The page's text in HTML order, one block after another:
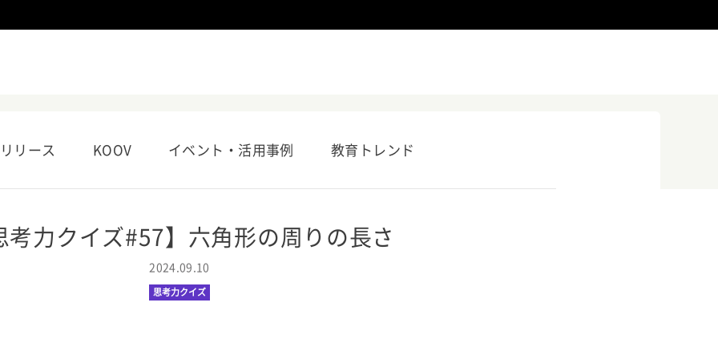
リース KOOV イベント・活用事例 教育トレンド
考力クイズ#57】六角形の周りの長さ
2024.09.10
思考力クイズ